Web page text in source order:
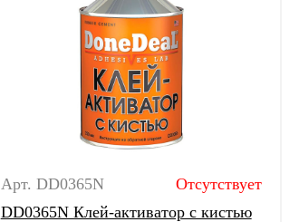
Арт. DD0365N
Отсутствует
DD0365N Клей-активатор с кистью